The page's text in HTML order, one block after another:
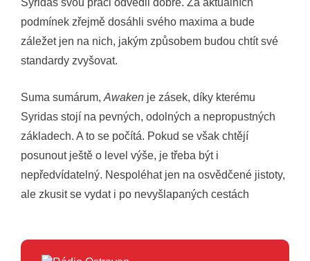
podmínek zřejmě dosáhli svého maxima a bude
záležet jen na nich, jakým způsobem budou chtít své
standardy zvyšovat.
Suma sumárum, Awaken je zásek, díky kterému
Syridas stojí na pevných, odolných a nepropustných
základech. A to se počítá. Pokud se však chtějí
posunout ještě o level výše, je třeba být i
nepředvídatelný. Nespoléhat jen na osvědčené jistoty,
ale zkusit se vydat i po nevyšlapaných cestách